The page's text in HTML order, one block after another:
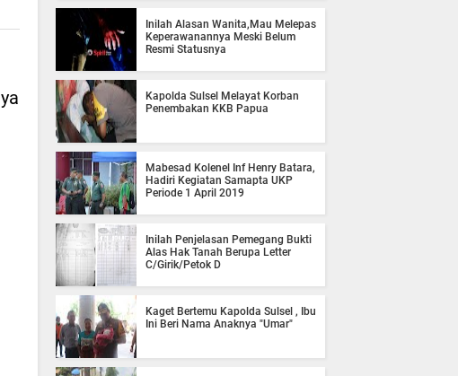
Inilah Alasan Wanita,Mau Melepas
Keperawanannya Meski Belum
Resmi Statusnya
Kapolda Sulsel Melayat Korban
Penembakan KKB Papua
Mabesad Kolenel Inf Henry Batara,
Hadiri Kegiatan Samapta UKP
Periode 1 April 2019
Inilah Penjelasan Pemegang Bukti
Alas Hak Tanah Berupa Letter
C/Girik/Petok D
Kaget Bertemu Kapolda Sulsel , Ibu
Ini Beri Nama Anaknya "Umar"